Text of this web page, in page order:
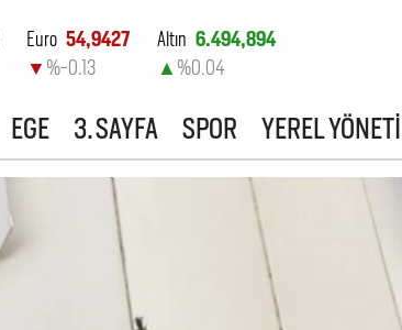
Euro 54,9427
▼ %-0.13
Altın 6.494,894
▲ %0.04
EGE 3. SAYFA SPOR YEREL